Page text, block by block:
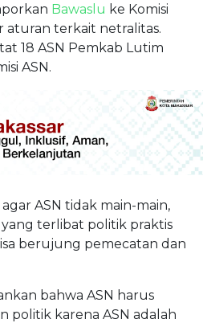
Bawaslu ke Komisi
aturan terkait netralitas.
18 ASN Pemkab Lutim
ASN.
ASN tidak main-main,
yang terlibat politik praktis
berujung pemecatan dan
bahwa ASN harus
politik karena ASN adalah